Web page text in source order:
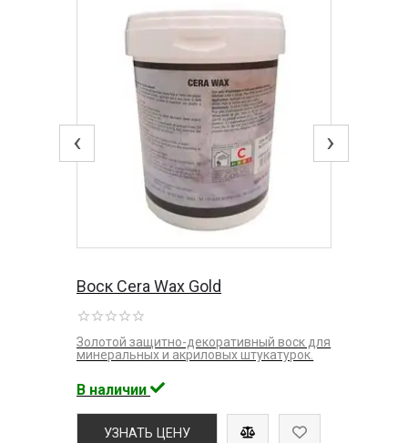
‹ ›
Воск Cera Wax Gold
Золотой защитно-декоративный воск для
минеральных и акриловых штукатурок.
В наличии
УЗНАТЬ ЦЕНУ